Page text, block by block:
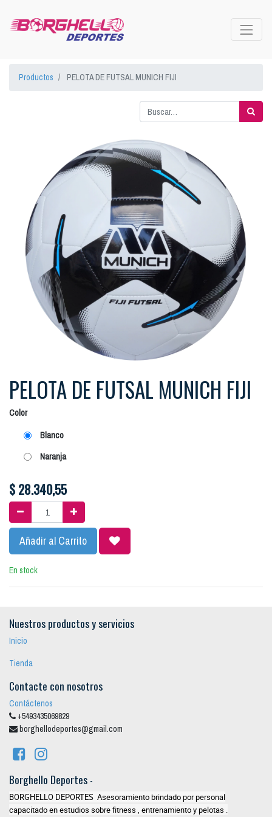
Productos PELOTA DE FUTSAL MUNICH FIJI
PELOTA DE FUTSAL MUNICH FIJI
Color
Blanco
Naranja
$28.340,55
Añadir al Carrito
En stock
Nuestros productos y servicios
Inicio
Tienda
Contacte con nosotros
Contáctenos
+5493435069829
borghellodeportes@gmail.com
Borghello Deportes -
BORGHELLO DEPORTES Asesoramiento brindado por personal
capacitado en estudios sobre fitness , entrenamiento y pelotas .